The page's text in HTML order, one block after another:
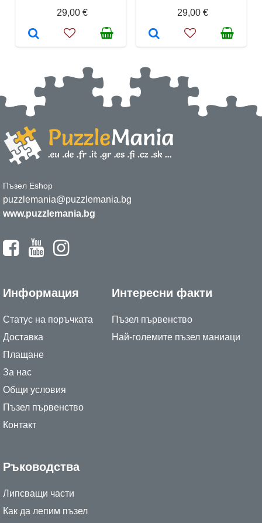
29,00 €
29,00 €
Пъзел Eshop
puzzlemania@puzzlemania.bg
www.puzzlemania.bg
Информация
Статус на поръчката
Доставка
Плащане
За нас
Общи условия
Пъзел първенство
Контакт
Интересни факти
Пъзел първенство
Най-големите пъзел маниаци
Ръководства
Липсващи части
Как да лепим пъзел